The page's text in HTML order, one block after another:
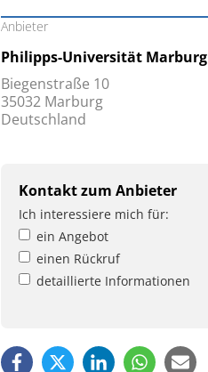
Anbieter
Philipps-Universität Marburg
Biegenstraße 10
35032 Marburg
Deutschland
Kontakt zum Anbieter
Ich interessiere mich für:
ein Angebot
einen Rückruf
detaillierte Informationen